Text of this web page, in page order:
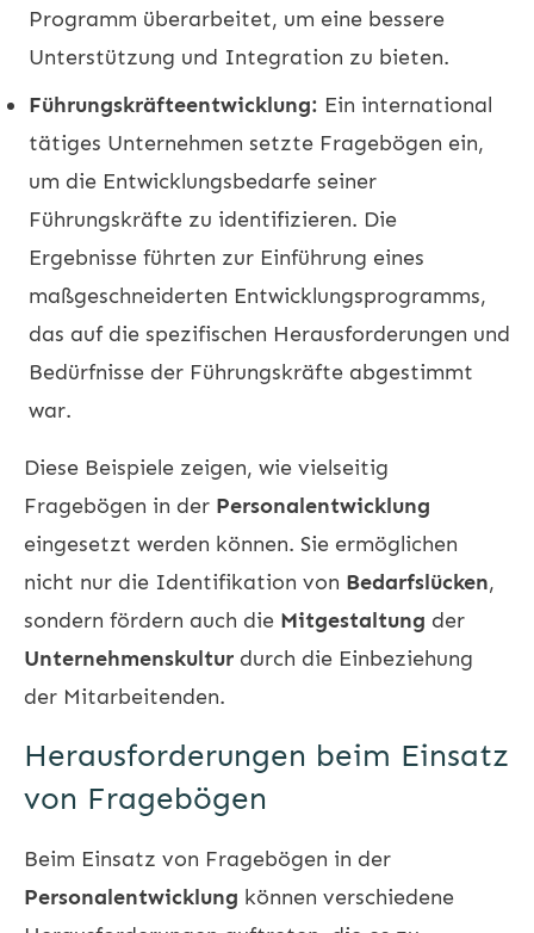
Programm überarbeitet, um eine bessere
Unterstützung und Integration zu bieten.
Führungskräfteentwicklung: Ein international
tätiges Unternehmen setzte Fragebögen ein,
um die Entwicklungsbedarfe seiner
Führungskräfte zu identifizieren. Die
Ergebnisse führten zur Einführung eines
maßgeschneiderten Entwicklungsprogramms,
das auf die spezifischen Herausforderungen und
Bedürfnisse der Führungskräfte abgestimmt
war.
Diese Beispiele zeigen, wie vielseitig
Fragebögen in der Personalentwicklung
eingesetzt werden können. Sie ermöglichen
nicht nur die Identifikation von Bedarfslücken,
sondern fördern auch die Mitgestaltung der
Unternehmenskultur durch die Einbeziehung
der Mitarbeitenden.
Herausforderungen beim Einsatz
von Fragebögen
Beim Einsatz von Fragebögen in der
Personalentwicklung können verschiedene